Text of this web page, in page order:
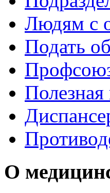
Людям с
Подать
О